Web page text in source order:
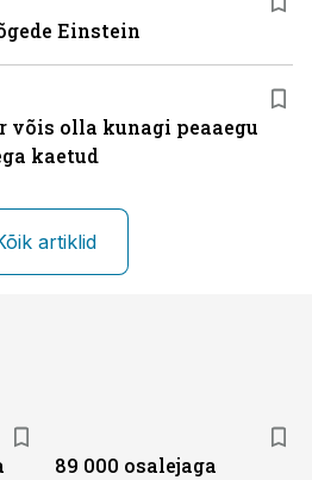
Einstein
võis olla kunagi peaaegu
kaetud
artiklid
89 000 osalejaga